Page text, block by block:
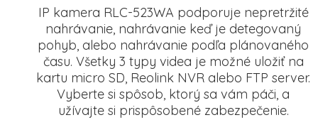
IP kamera RLC-523WA podporuje nepretržité
nahrávanie, nahrávanie keď je detegovaný
pohyb, alebo nahrávanie podľa plánovaného
času. Všetky 3 typy videa je možné uložiť na
kartu micro SD, Reolink NVR alebo FTP server.
Vyberte si spôsob, ktorý sa vám páči, a
užívajte si prispôsobené zabezpečenie.